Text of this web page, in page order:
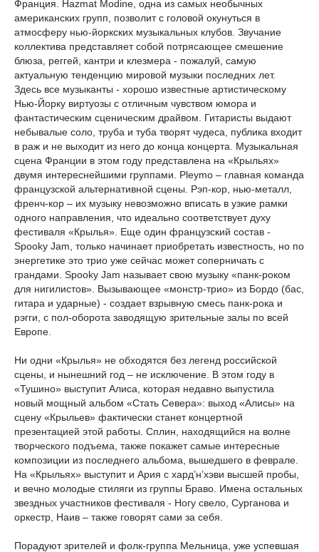
Франция. Hazmat Modine, одна из самых необычных
американских групп, позволит с головой окунуться в
атмосферу нью-йоркских музыкальных клубов. Звучание
коллектива представляет собой потрясающее смешение
блюза, реггей, кантри и клезмера - пожалуй, самую
актуальную тенденцию мировой музыки последних лет.
Здесь все музыканты - хорошо известные артистическому
Нью-Йорку виртуозы с отличным чувством юмора и
фантастическим сценическим драйвом. Гитаристы выдают
небывалые соло, труба и туба творят чудеса, публика входит
в раж и не выходит из него до конца концерта. Музыкальная
сцена Франции в этом году представлена на «Крыльях»
двумя интереснейшими группами. Pleymo – главная команда
французской альтернативной сцены. Рэп-кор, нью-металл,
френч-кор – их музыку невозможно вписать в узкие рамки
одного направления, что идеально соответствует духу
фестиваля «Крылья». Еще один французский состав -
Spooky Jam, только начинает приобретать известность, но по
энергетике это трио уже сейчас может соперничать с
грандами. Spooky Jam называет свою музыку «панк-роком
для нигилистов». Вызывающее «монстр-трио» из Бордо (бас,
гитара и ударные) - создает взрывную смесь панк-рока и
рэгги, с пол-оборота заводящую зрительные залы по всей
Европе.
Ни одни «Крылья» не обходятся без легенд российской
сцены, и нынешний год – не исключение. В этом году в
«Тушино» выступит Алиса, которая недавно выпустила
новый мощный альбом «Стать Севера»: выход «Алисы» на
сцену «Крыльев» фактически станет концертной
презентацией этой работы. Сплин, находящийся на волне
творческого подъема, также покажет самые интересные
композиции из последнего альбома, вышедшего в феврале.
На «Крыльях» выступит и Ария с хард’н’хэви высшей пробы,
и вечно молодые стиляги из группы Браво. Имена остальных
звездных участников фестиваля - Ногу свело, Сурганова и
оркестр, Наив – также говорят сами за себя.
Порадуют зрителей и фолк-группа Мельница, уже успевшая